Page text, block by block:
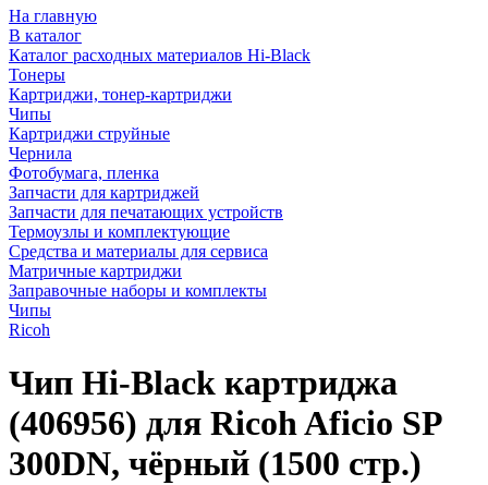
На главную
В каталог
Каталог расходных материалов Hi-Black
Тонеры
Картриджи, тонер-картриджи
Чипы
Картриджи струйные
Чернила
Фотобумага, пленка
Запчасти для картриджей
Запчасти для печатающих устройств
Термоузлы и комплектующие
Средства и материалы для сервиса
Матричные картриджи
Заправочные наборы и комплекты
Чипы
Ricoh
Чип Hi-Black картриджа
(406956) для Ricoh Aficio SP
300DN, чёрный (1500 стр.)